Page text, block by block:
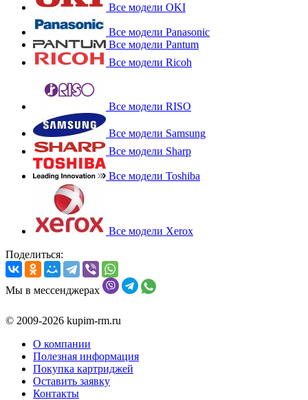
Все модели OKI
Все модели Panasonic
Все модели Pantum
Все модели Ricoh
Все модели RISO
Все модели Samsung
Все модели Sharp
Все модели Toshiba
Все модели Xerox
Поделиться:
Мы в мессенджерах
© 2009-2026 kupim-rm.ru
О компании
Полезная информация
Покупка картриджей
Оставить заявку
Контакты